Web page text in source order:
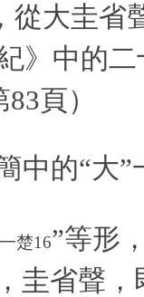
從大圭省
》中的
頁）
中的“大”
楚16”等形
圭省聲